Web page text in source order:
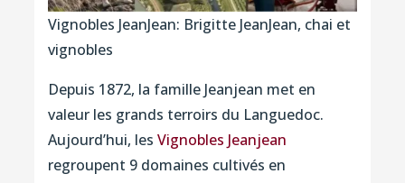
Vignobles JeanJean: Brigitte JeanJean, chai et
vignobles
Depuis 1872, la famille Jeanjean met en
valeur les grands terroirs du Languedoc.
Aujourd’hui, les Vignobles Jeanjean
regroupent 9 domaines cultivés en